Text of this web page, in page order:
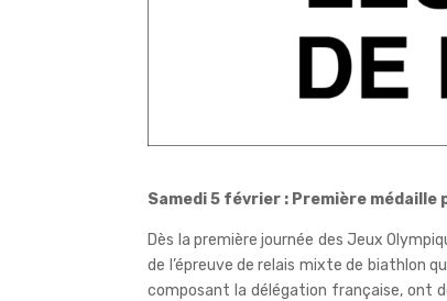
Samedi 5 février : Première médaille
Dès la première journée des Jeux
de l’épreuve de relais mixte de biathlon
composant la délégation française, ont